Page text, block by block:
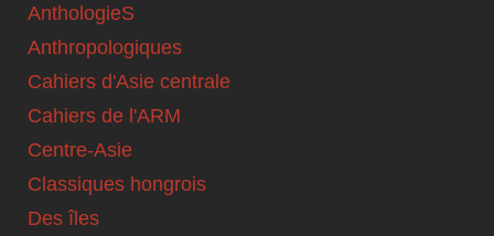
AnthologieS
Anthropologiques
Cahiers d'Asie centrale
Cahiers de l'ARM
Centre-Asie
Classiques hongrois
Des îles